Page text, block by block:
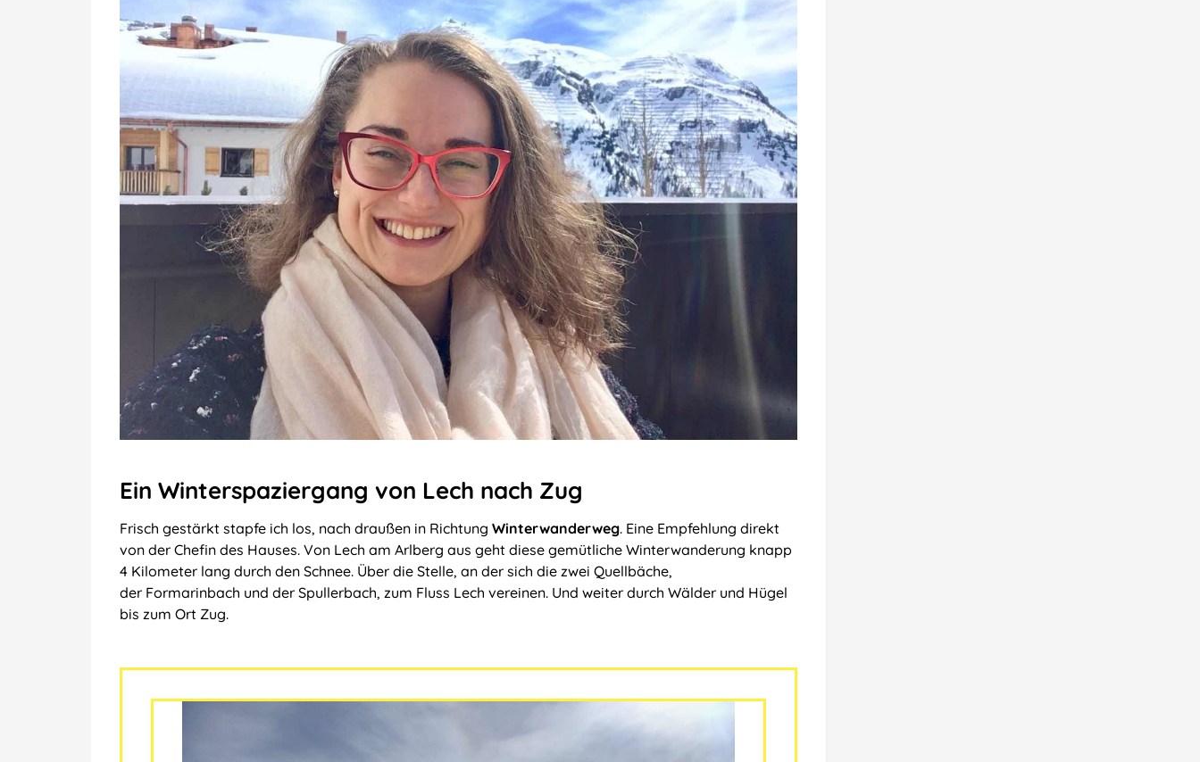
Ein Winterspaziergang von Lech nach Zug
Frisch gestärkt stapfe ich los, nach draußen in Richtung Winterwanderweg. Eine Empfehlung direkt
von der Chefin des Hauses. Von Lech am Arlberg aus geht diese gemütliche Winterwanderung knapp
4 Kilometer lang durch den Schnee. Über die Stelle, an der sich die zwei Quellbäche,
der Formarinbach und der Spullerbach, zum Fluss Lech vereinen. Und weiter durch Wälder und Hügel
bis zum Ort Zug.